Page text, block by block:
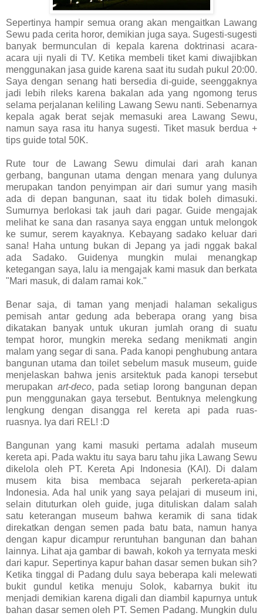
Sepertinya hampir semua orang akan mengaitkan Lawang
Sewu pada cerita horor, demikian juga saya. Sugesti-sugesti
banyak bermunculan di kepala karena doktrinasi acara-
acara uji nyali di TV. Ketika membeli tiket kami diwajibkan
menggunakan jasa guide karena saat itu sudah pukul 20:00.
Saya dengan senang hati bersedia di-guide, seenggaknya
jadi lebih rileks karena bakalan ada yang ngomong terus
selama perjalanan keliling Lawang Sewu nanti. Sebenarnya
kepala agak berat sejak memasuki area Lawang Sewu,
namun saya rasa itu hanya sugesti. Tiket masuk berdua +
tips guide total 50K.
Rute tour de Lawang Sewu dimulai dari arah kanan
gerbang, bangunan utama dengan menara yang dulunya
merupakan tandon penyimpan air dari sumur yang masih
ada di depan bangunan, saat itu tidak boleh dimasuki.
Sumurnya berlokasi tak jauh dari pagar. Guide mengajak
melihat ke sana dan rasanya saya enggan untuk melongok
ke sumur, serem kayaknya. Kebayang sadako keluar dari
sana! Haha untung bukan di Jepang ya jadi nggak bakal
ada Sadako. Guidenya mungkin mulai menangkap
ketegangan saya, lalu ia mengajak kami masuk dan berkata
"Mari masuk, di dalam ramai kok."
Benar saja, di taman yang menjadi halaman sekaligus
pemisah antar gedung ada beberapa orang yang bisa
dikatakan banyak untuk ukuran jumlah orang di suatu
tempat horor, mungkin mereka sedang menikmati angin
malam yang segar di sana. Pada kanopi penghubung antara
bangunan utama dan toilet sebelum masuk museum, guide
menjelaskan bahwa jenis arsitektuk pada kanopi tersebut
merupakan art-deco, pada setiap lorong bangunan depan
pun menggunakan gaya tersebut. Bentuknya melengkung
lengkung dengan disangga rel kereta api pada ruas-
ruasnya. Iya dari REL! :D
Bangunan yang kami masuki pertama adalah museum
kereta api. Pada waktu itu saya baru tahu jika Lawang Sewu
dikelola oleh PT. Kereta Api Indonesia (KAI). Di dalam
musem kita bisa membaca sejarah perkereta-apian
Indonesia. Ada hal unik yang saya pelajari di museum ini,
selain dituturkan oleh guide, juga dituliskan dalam salah
satu keterangan museum bahwa keramik di sana tidak
direkatkan dengan semen pada batu bata, namun hanya
dengan kapur dicampur reruntuhan bangunan dan bahan
lainnya. Lihat aja gambar di bawah, kokoh ya ternyata meski
dari kapur. Sepertinya kapur bahan dasar semen bukan sih?
Ketika tinggal di Padang dulu saya beberapa kali melewati
bukit gundul ketika menuju Solok, kabarnya bukit itu
menjadi demikian karena digali dan diambil kapurnya untuk
bahan dasar semen oleh PT. Semen Padang. Mungkin dulu